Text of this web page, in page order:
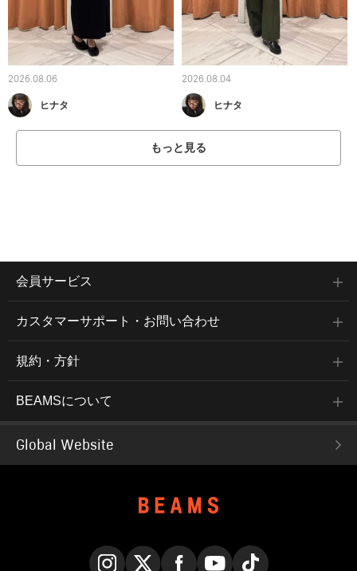
2026.08.06
ヒナタ
2026.08.04
ヒナタ
もっと見る
会員サービス
カスタマーサポート・お問い合わせ
規約・方針
BEAMSについて
Global Website